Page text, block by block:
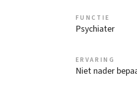
FUNCTIE
Psychiater
ERVARING
Niet nader